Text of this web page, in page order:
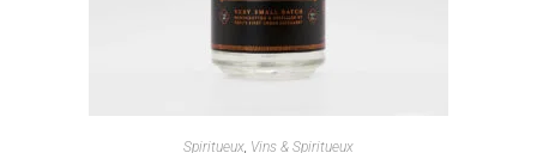
Spiritueux, Vins & Spiritueux